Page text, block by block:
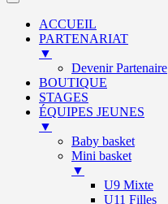
ACCUEIL
PARTENARIAT
▼
Devenir Partenaire
BOUTIQUE
STAGES
ÉQUIPES JEUNES
▼
Baby basket
Mini basket
▼
U9 Mixte
U11 Filles